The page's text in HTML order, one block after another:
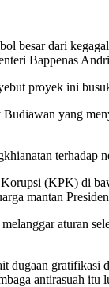
besar dari
Bappenas
proyek ini
yang
terhadap
(KPK) di
mantan
aturan
gratifikasi
antirasuah itu